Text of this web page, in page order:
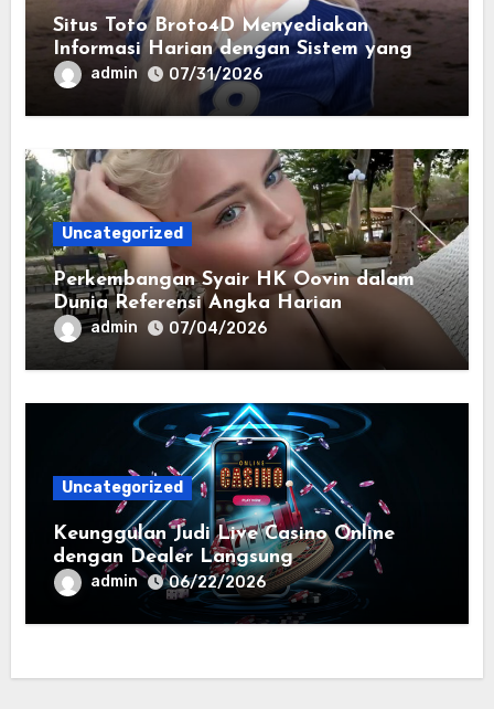
Situs Toto Broto4D Menyediakan
Informasi Harian dengan Sistem yang
Lebih Responsif dan Modern
admin 07/31/2026
Uncategorized
Perkembangan Syair HK Oovin dalam
Dunia Referensi Angka Harian
admin 07/04/2026
Uncategorized
Keunggulan Judi Live Casino Online
dengan Dealer Langsung
admin 06/22/2026